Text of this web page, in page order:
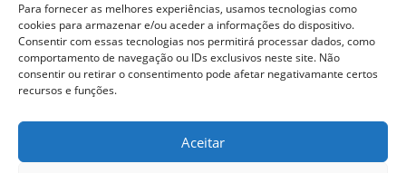
Para fornecer as melhores experiências, usamos tecnologias como
cookies para armazenar e/ou aceder a informações do dispositivo.
Consentir com essas tecnologias nos permitirá processar dados, como
comportamento de navegação ou IDs exclusivos neste site. Não
consentir ou retirar o consentimento pode afetar negativamante certos
recursos e funções.
Aceitar
Termos e Condições
Resolução de Litígios
SKySIGMA